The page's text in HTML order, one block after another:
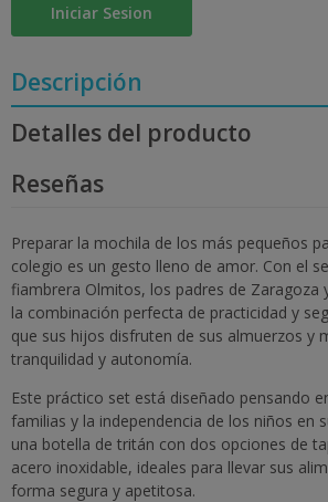
Iniciar Sesion
Descripción
Detalles del producto
Reseñas
Preparar la mochila de los más pequeños
colegio es un gesto lleno de amor. Con el
fiambrera Olmitos, los padres de Zaragoza
la combinación perfecta de practicidad y
que sus hijos disfruten de sus almuerzos y
tranquilidad y autonomía.
Este práctico set está diseñado pensando
familias y la independencia de los niños en
una botella de tritán con dos opciones de
acero inoxidable, ideales para llevar sus
forma segura y apetitosa.